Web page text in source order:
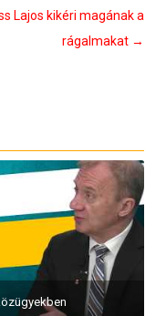
Lajos kikéri magának a
rágalmakat →